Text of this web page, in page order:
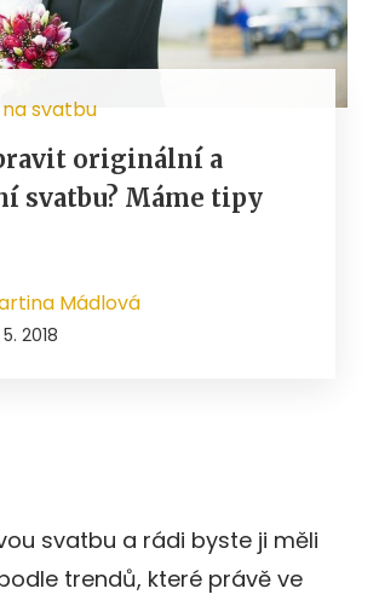
svatbu
originální a
svatbu? Máme tipy
Mádlová
5. 2018
svatbu a rádi byste ji měli
trendů, které právě ve